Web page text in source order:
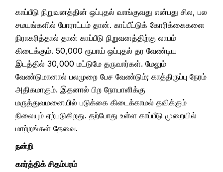
காப்பீடு நிறுவனத்தின் ஒப்புதல் வாங்குவது என்பது சில, பல
சமயங்களில் போராட்டம் தான். காப்பீட்டுக் கோரிக்கைகளை
நிராகரித்தால் தான் காப்பீடு நிறுவனத்திற்கு லாபம்
கிடைக்கும். ₹50,000 ரூபாய் ஒப்புதல் தர வேண்டிய
இடத்தில் ₹30,000 மட்டுமே தருவார்கள். மேலும்
வேண்டுமானால் பலமுறை பேச வேண்டும்; காத்திருப்பு நேரம்
அதிகமாகும். இதனால் பிற நோயாளிக்கு
மருத்துவமனையில் படுக்கை கிடைக்காமல் தவிக்கும்
நிலையும் ஏற்படுகிறது. தற்போது உள்ள காப்பீடு முறையில்
மாற்றங்கள் தேவை.
நன்றி
கார்த்திக் சிதம்பரம்